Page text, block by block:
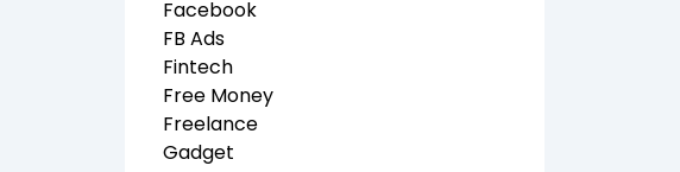
Facebook
FB Ads
Fintech
Free Money
Freelance
Gadget